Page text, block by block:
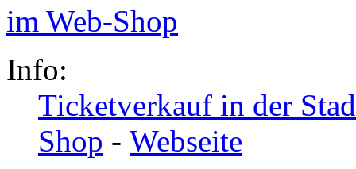
Info:
Ticketverkauf in der
Shop - Webseite